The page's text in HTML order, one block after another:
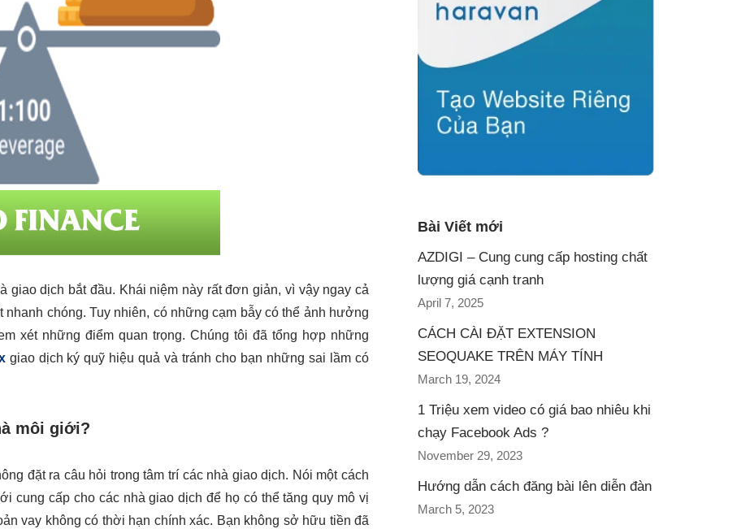
giao dịch bắt đầu. Khái niệm này rất đơn giản, vì vậy ngay cả
chóng. Tuy nhiên, có những cạm bẫy có thể ảnh hưởng
xét những điểm quan trọng. Chúng tôi đã tổng hợp những
giao dịch ký quỹ hiệu quả và tránh cho bạn những sai lầm có
môi giới?
đặt ra câu hỏi trong tâm trí các nhà giao dịch. Nói một cách
cung cấp cho các nhà giao dịch để họ có thể tăng quy mô vị
vay không có thời hạn chính xác. Bạn không sở hữu tiền đã
Bài Viết mới
AZDIGI – Cung cung cấp hosting chất
lượng giá cạnh tranh
April 7, 2025
CÁCH CÀI ĐẶT EXTENSION
SEOQUAKE TRÊN MÁY TÍNH
March 19, 2024
1 Triệu xem video có giá bao nhiêu khi
chạy Facebook Ads ?
November 29, 2023
Hướng dẫn cách đăng bài lên diễn đàn
March 5, 2023